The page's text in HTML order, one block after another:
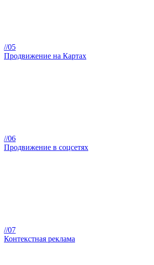
//05
Продвижение на Картах
//06
Продвижение в соцсетях
//07
Контекстная реклама